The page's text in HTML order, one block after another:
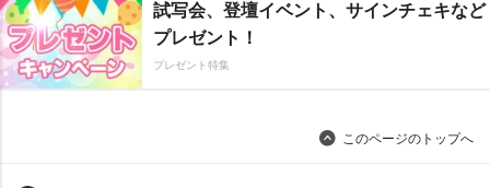
試写会、登壇イベント、サインチェキなど
プレゼント！
プレゼント特集
このページのトップへ